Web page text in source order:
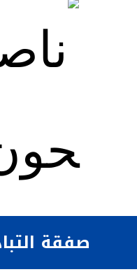
صفقة